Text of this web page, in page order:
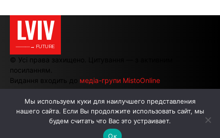
LVIV
———→ FUTURE
© Усі права захищено. Цитування — з активним
посиланням.
Видання входить до медіа-групи MistoOnline
АВТОРИ РЕКЛАМА НА САЙТІ
Мы используем куки для наилучшего представления
нашего сайта. Если Вы продолжите использовать сайт, мы
будем считать что Вас это устраивает.
Ок